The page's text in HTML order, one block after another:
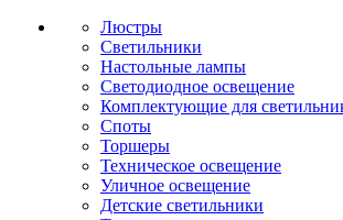
Люстры
Светильники
Настольные лампы
Светодиодное освещение
Комплектующие для
Споты
Торшеры
Техническое освещение
Уличное освещение
Детские светильники